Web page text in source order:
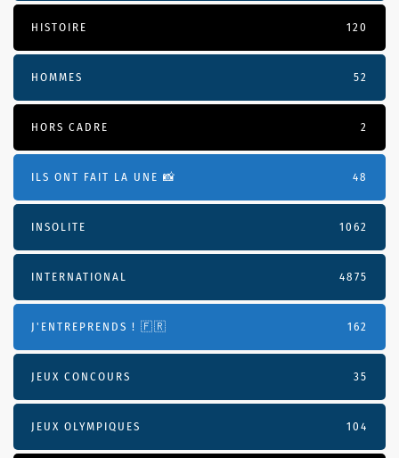
HISTOIRE 120
HOMMES 52
HORS CADRE 2
ILS ONT FAIT LA UNE 📸 48
INSOLITE 1062
INTERNATIONAL 4875
J'ENTREPRENDS ! 🇫🇷 162
JEUX CONCOURS 35
JEUX OLYMPIQUES 104